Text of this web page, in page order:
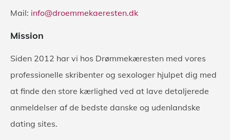
Mail: info@droemmekaeresten.dk
Mission
Siden 2012 har vi hos Drømmekæresten med vores
professionelle skribenter og sexologer hjulpet dig med
at finde den store kærlighed ved at lave detaljerede
anmeldelser af de bedste danske og udenlandske
dating sites.